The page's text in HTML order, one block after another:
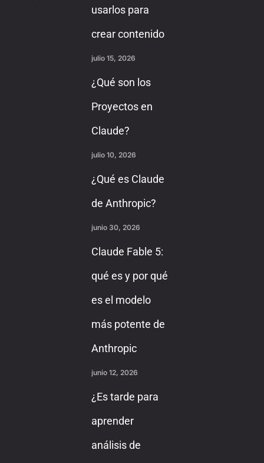
usarlos para
crear contenido
julio 15, 2026
¿Qué son los
Proyectos en
Claude?
julio 10, 2026
¿Qué es Claude
de Anthropic?
junio 30, 2026
Claude Fable 5:
qué es y por qué
es el modelo
más potente de
Anthropic
junio 12, 2026
¿Es tarde para
aprender
análisis de